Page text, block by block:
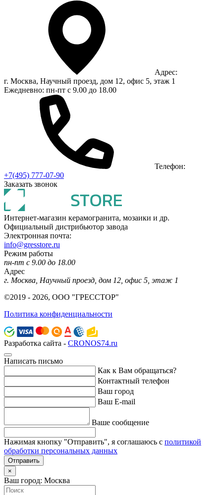
Адрес:
г. Москва, Научный проезд, дом 12, офис 5, этаж 1
Ежедневно: пн-пт с 9.00 до 18.00
Телефон:
+7(495) 777-07-90
Заказать звонок
Интернет-магазин керамогранита, мозаики и др.
Официальный дистрибьютор завода
Электронная почта:
info@gresstore.ru
Режим работы
пн-пт с 9.00 до 18.00
Адрес
г. Москва, Научный проезд, дом 12, офис 5, этаж 1
©2019 - 2026, ООО "ГРЕССТОР"
Политика конфиденциальности
Разработка сайта - CRONOS74.ru
Написать письмо
Как к Вам обращаться?
Контактный телефон
Ваш город
Ваш E-mail
Ваше сообщение
Нажимая кнопку "Отправить", я соглашаюсь с политикой
обработки персональных данных
Отправить
×
Ваш город: Москва